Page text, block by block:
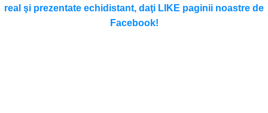
real şi prezentate echidistant, daţi LIKE paginii noastre de
Facebook!